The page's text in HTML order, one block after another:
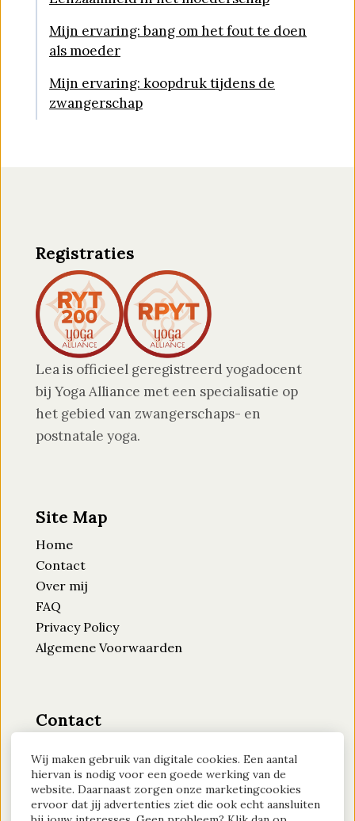
Mijn ervaring: bang om het fout te doen
als moeder
Mijn ervaring: koopdruk tijdens de
zwangerschap
Registraties
Lea is officieel geregistreerd yogadocent
bij Yoga Alliance met een specialisatie op
het gebied van zwangerschaps- en
postnatale yoga.
Site Map
Home
Contact
Over mij
FAQ
Privacy Policy
Algemene Voorwaarden
Contact
KVK-nummer: 94884870
Btw-id: NL004689016B40
Wij maken gebruik van digitale cookies. Een aantal
hiervan is nodig voor een goede werking van de
website. Daarnaast zorgen onze marketingcookies
ervoor dat jij advertenties ziet die ook echt aansluiten